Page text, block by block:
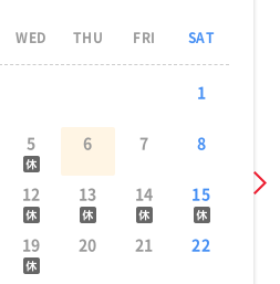
WED THU FRI SAT
1
5 6 7 8
12 13 14 15
19 20 21 22